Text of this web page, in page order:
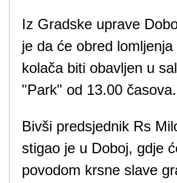
Iz Gradske uprave
je da će obred lomljenja
kolača biti obavljen u
"Park" od 13.00 časova.
Bivši predsjednik Rs
stigao je u Doboj, gdje
povodom krsne slave